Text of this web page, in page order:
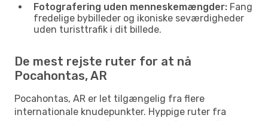
Fotografering uden menneskemængder: Fang
fredelige bybilleder og ikoniske seværdigheder
uden turisttrafik i dit billede.
De mest rejste ruter for at nå
Pocahontas, AR
Pocahontas, AR er let tilgængelig fra flere
internationale knudepunkter. Hyppige ruter fra